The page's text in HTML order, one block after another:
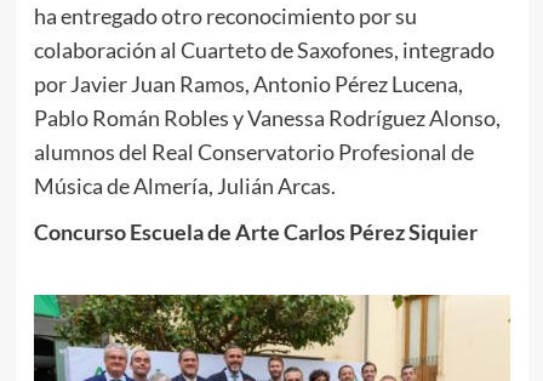
ha entregado otro reconocimiento por su
colaboración al Cuarteto de Saxofones, integrado
por Javier Juan Ramos, Antonio Pérez Lucena,
Pablo Román Robles y Vanessa Rodríguez Alonso,
alumnos del Real Conservatorio Profesional de
Música de Almería, Julián Arcas.
Concurso Escuela de Arte Carlos Pérez Siquier